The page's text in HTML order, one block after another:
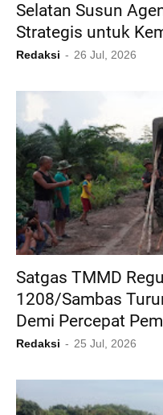
Selatan Susun
Strategis untuk
Redaksi 26 Jul, 2026
Satgas TMMD
1208/Sambas
Demi Percepat
Redaksi 25 Jul, 2026